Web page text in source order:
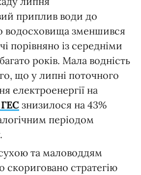
приплив води до
водосховища зменшився
порівняно із середніми
років. Мала водність
що у липні поточного
електроенергії на
ГЕСзнизилося на 43%
періодом
та маловоддям
скориговано стратегію